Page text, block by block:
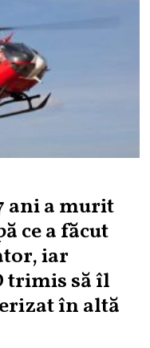
ani a murit
ce a făcut
iar
trimis să îl
în altă